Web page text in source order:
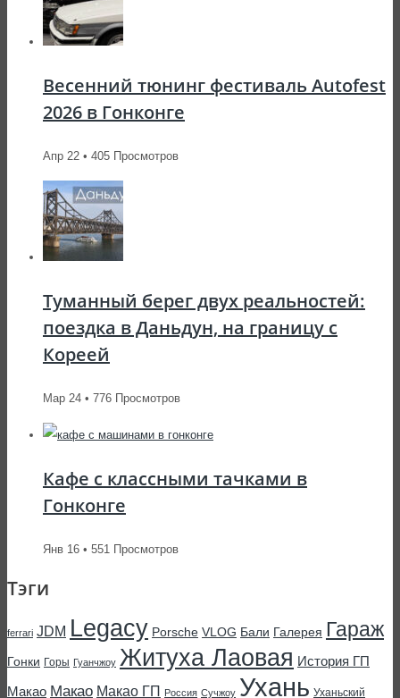
Весенний тюнинг фестиваль Autofest
2026 в Гонконге
Апр 22 • 405 Просмотров
Туманный берег двух реальностей:
поездка в Даньдун, на границу с
Кореей
Мар 24 • 776 Просмотров
Кафе с классными тачками в
Гонконге
Янв 16 • 551 Просмотров
Тэги
ferrari JDM Legacy Porsche VLOG Бали Галерея Гараж
Гонки Горы Гуанчжоу Житуха Лаовая История ГП
Макао Макао Макао ГП Россия Сучжоу Ухань Уханьский